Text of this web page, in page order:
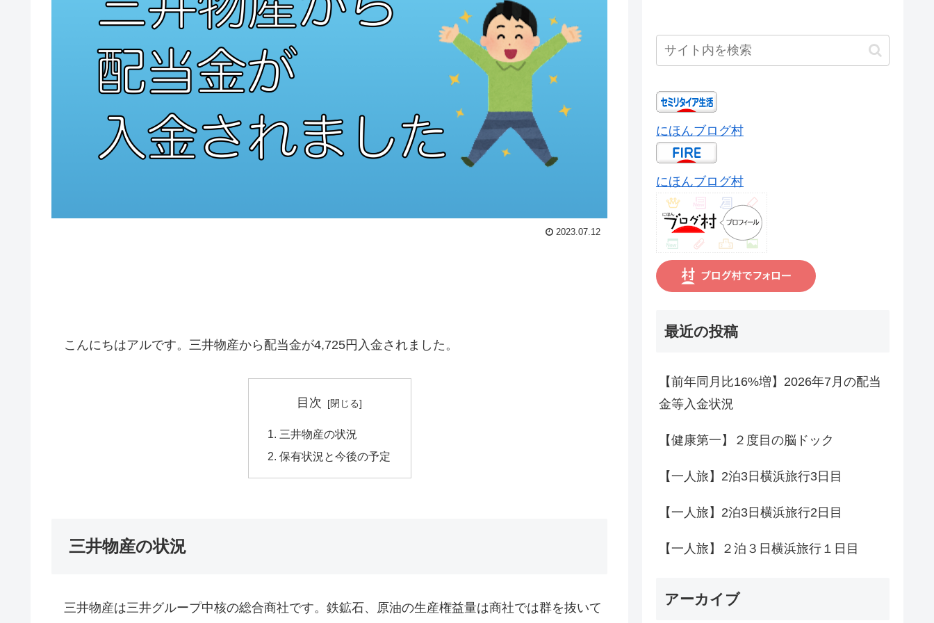
2023.07.12
こんにちはアルです。三井物産から配当金が4,725円入金されました。
目次
三井物産の状況
保有状況と今後の予定
三井物産の状況
三井物産は三井グループ中核の総合商社です。鉄鉱石、原油の生産権益量は商社では群を抜いて
にほんブログ村
にほんブログ村
最近の投稿
【前年同月比16%増】2026年7月の配当
金等入金状況
【健康第一】２度目の脳ドック
【一人旅】2泊3日横浜旅行3日目
【一人旅】2泊3日横浜旅行2日目
【一人旅】２泊３日横浜旅行１日目
アーカイブ